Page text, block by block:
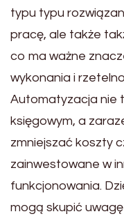
typu typu
pracę, ale także
co ma ważne
wykonania i
Automatyzacja nie
księgowym, a
zmniejszać koszty
zainwestowane w
funkcjonowania.
mogą skupić